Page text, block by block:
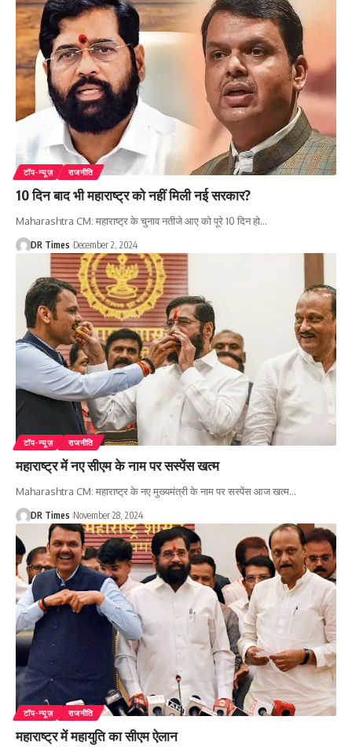
टॉप-न्यूज़ राजनीति
10 दिन बाद भी महाराष्ट्र को नहीं मिली नई सरकार?
Maharashtra CM: महाराष्ट्र के चुनाव नतीजे आए को पूरे 10 दिन हो…
DR Times December 2, 2024
टॉप-न्यूज़ राजनीति
महाराष्ट्र में नए सीएम के नाम पर सस्पेंस खत्म
Maharashtra CM: महाराष्ट्र के नए मुख्यमंत्री के नाम पर सस्पेंस आज खत्म…
DR Times November 28, 2024
टॉप-न्यूज़ राजनीति
महाराष्ट्र में महायुति का सीएम ऐलान